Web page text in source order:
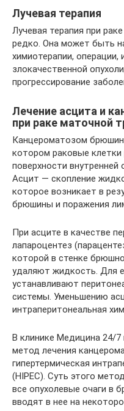
Лучевая терапия
Лучевая терапия при
редко. Она может быть
химиотерапии, операции,
злокачественной
прогрессирование
Лечение асцита и
при раке маточной
Канцероматозом
котором раковые
поверхности
Асцит — скопление
которое возникает в
брюшины и поражения
При асците в качестве
лапароцентез
которой в стенке
удаляют жидкость. Для
устанавливают
системы. Уменьшению
интраперитонеальная
В клинике Медицина 24/
метод лечения
гипертермическая
(HIPEC). Суть этого
все опухолевые очаги в
вводят в нее на